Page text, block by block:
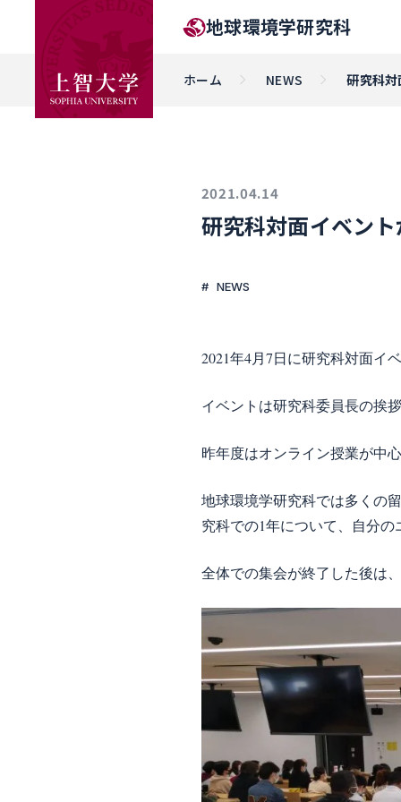
地球環境学研究科
ホーム NEWS 研究科
2021.04.14
研究科対面イベン
NEWS
2021年4月7日に研究科対面イ
イベントは研究科委員長の挨
昨年度はオンライン授業が中
地球環境学研究科では多くの
究科での1年について、自分
全体での集会が終了した後は